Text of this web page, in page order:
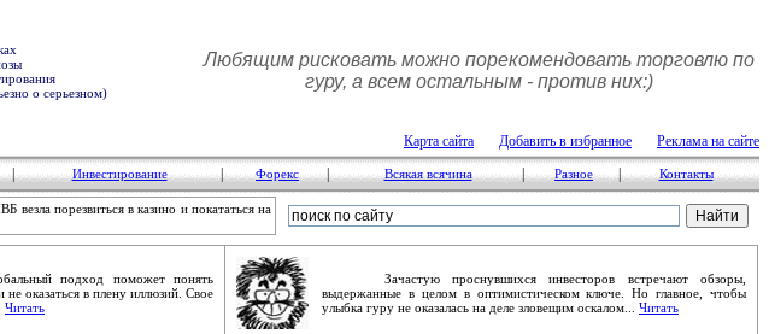
о серьезном)
Любящим рисковать можно порекомендовать торговлю по
гуру, а всем остальным - против них:)
Карта сайта Добавить в избранное Реклама на сайте
Инвестирование Форекс Всякая всячина Разное Контакты
порезвиться в казино и покататься на
подход поможет понять
оказаться в плену иллюзий. Свое
Читать
Зачастую проснувшихся инвесторов встречают обзоры,
выдержанные в целом в оптимистическом ключе. Но главное, чтобы
улыбка гуру не оказалась на деле зловещим оскалом... Читать